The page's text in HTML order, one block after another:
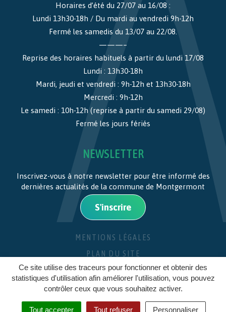
Ce site utilise des traceurs pour fonctionner et obtenir des
statistiques d'utilisation afin améliorer l'utilisation, vous pouvez
contrôler ceux que vous souhaitez activer.
Tout accepter Tout refuser Personnaliser
Horaires d’été du 27/07 au 16/08 :
Lundi 13h30-18h / Du mardi au vendredi 9h-12h
Fermé les samedis du 13/07 au 22/08.
———–
Reprise des horaires habituels à partir du lundi 17/08
Lundi : 13h30-18h
Mardi, jeudi et vendredi : 9h-12h et 13h30-18h
Mercredi : 9h-12h
Le samedi : 10h-12h (reprise à partir du samedi 29/08)
Fermé les jours fériés
NEWSLETTER
Inscrivez-vous à notre newsletter pour être informé des
dernières actualités de la commune de Montgermont
S'inscrire
MENTIONS LÉGALES
PLAN DU SITE
CRÉDITS